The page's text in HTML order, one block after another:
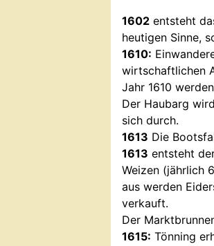
1602 entsteht
heutigen Sinne,
1610:
wirtschaftlichen
Jahr 1610
Der Haubarg
sich durch.
1613 Die
1613 entsteht
Weizen (jährlich
aus werden
verkauft.
Der
1615: Tönning